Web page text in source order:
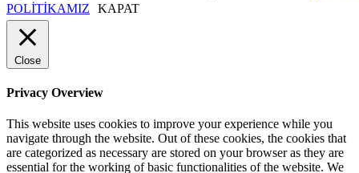
POLİTİKAMIZ
KAPAT
Close
Privacy Overview
This website uses cookies to improve your experience while you
navigate through the website. Out of these cookies, the cookies that
are categorized as necessary are stored on your browser as they are
essential for the working of basic functionalities of the website. We